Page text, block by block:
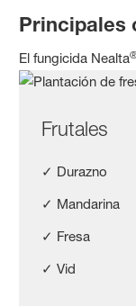
Principales
El fungicida Nealta
Frutales
✓ Durazno
✓ Mandarina
✓ Fresa
✓ Vid